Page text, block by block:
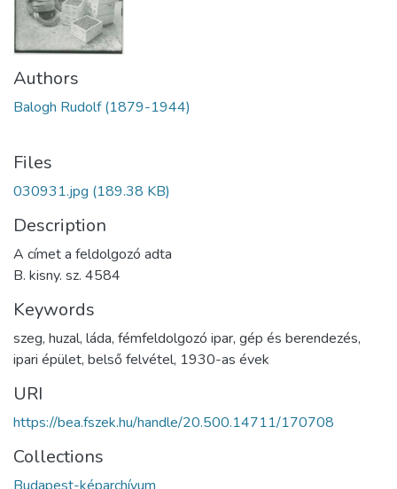
Authors
Balogh Rudolf (1879-1944)
Files
030931.jpg (189.38 KB)
Description
A címet a feldolgozó adta
B. kisny. sz. 4584
Keywords
szeg, huzal, láda, fémfeldolgozó ipar, gép és berendezés,
ipari épület, belső felvétel, 1930-as évek
URI
https://bea.fszek.hu/handle/20.500.14711/170708
Collections